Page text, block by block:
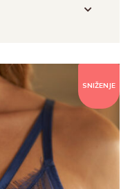
SNIŽENJE